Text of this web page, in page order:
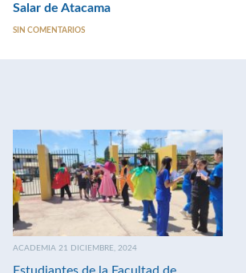
Salar de Atacama
SIN COMENTARIOS
ACADEMIA 21 DICIEMBRE, 2024